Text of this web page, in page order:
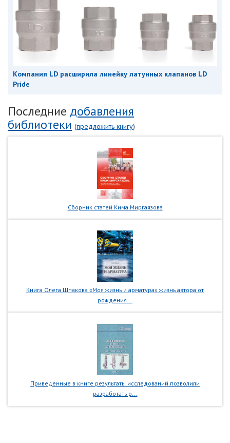
Компания LD расширила линейку латунных клапанов LD
Pride
Последние добавления
библиотеки (предложить книгу)
Сборник статей Кима Миргаязова
Книга Олега Шпакова «Моя жизнь и арматура» жизнь автора от
рождения...
Приведенные в книге результаты исследований позволили
разработать р...